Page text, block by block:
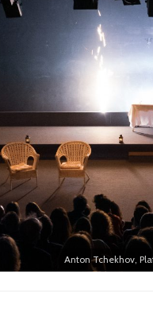
Anton Tchekhov,